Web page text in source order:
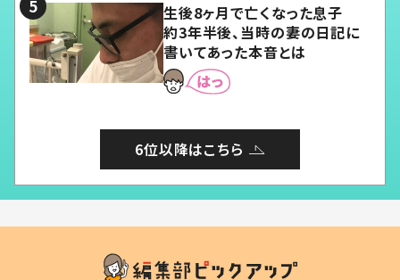
生後8ヶ月で亡くなった息子
約3年半後、当時の妻の日記に
書いてあった本音とは
6位以降はこちら